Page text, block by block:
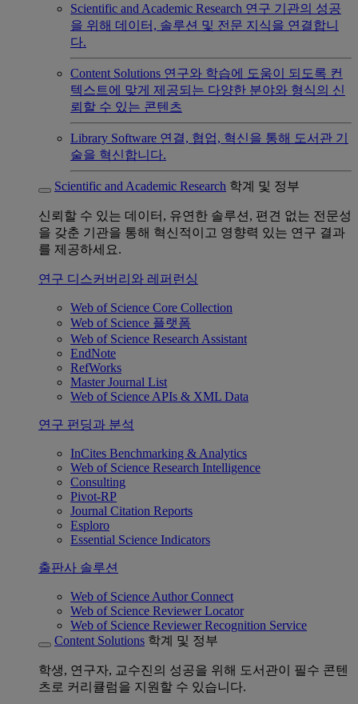
Scientific and Academic Research 연구 기관의 성공
을 위해 데이터, 솔루션 및 전문 지식을 연결합니
다.
Content Solutions 연구와 학습에 도움이 되도록 컨
텍스트에 맞게 제공되는 다양한 분야와 형식의 신
뢰할 수 있는 콘텐츠
Library Software 연결, 협업, 혁신을 통해 도서관 기
술을 혁신합니다.
Scientific and Academic Research 학계 및 정부
신뢰할 수 있는 데이터, 유연한 솔루션, 편견 없는 전문성
을 갖춘 기관을 통해 혁신적이고 영향력 있는 연구 결과
를 제공하세요.
연구 디스커버리와 레퍼런싱
Web of Science Core Collection
Web of Science 플랫폼
Web of Science Research Assistant
EndNote
RefWorks
Master Journal List
Web of Science APIs & XML Data
연구 펀딩과 분석
InCites Benchmarking & Analytics
Web of Science Research Intelligence
Consulting
Pivot-RP
Journal Citation Reports
Esploro
Essential Science Indicators
출판사 솔루션
Web of Science Author Connect
Web of Science Reviewer Locator
Web of Science Reviewer Recognition Service
Content Solutions 학계 및 정부
학생, 연구자, 교수진의 성공을 위해 도서관이 필수 콘텐
츠로 커리큘럼을 지원할 수 있습니다.